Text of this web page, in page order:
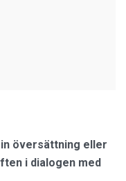
översättning eller
i dialogen med